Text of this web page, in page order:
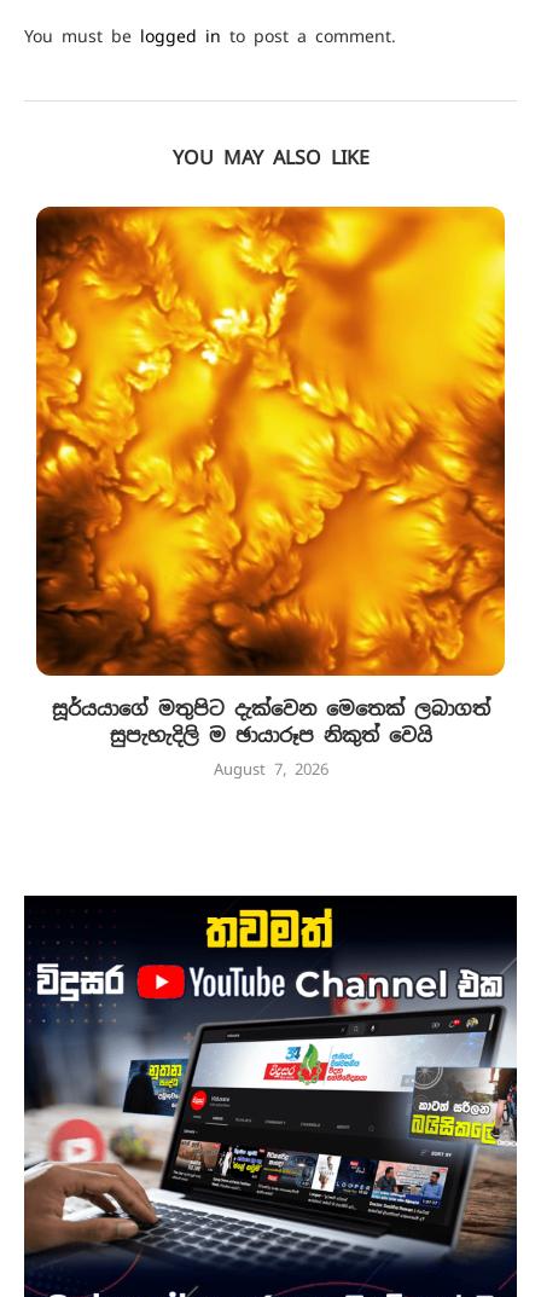
You must be logged in to post a comment.
YOU MAY ALSO LIKE
සූර්යයාගේ මතුපිට දැක්වෙන මෙතෙක් ලබාගත්
සුපැහැදිලි ම ඡායාරූප නිකුත් වෙයි
August 7, 2026